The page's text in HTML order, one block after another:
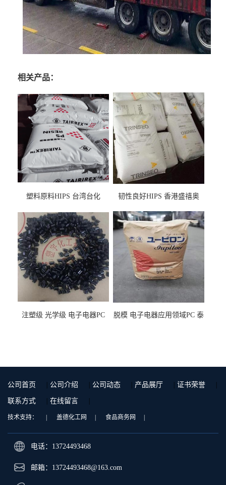
相关产品：
塑料原料HIPS 台湾台化
用料
韧性良好HIPS 香港盛禧奥
注塑级 光学级 电子电器PC
脱模 电子电器应用领域PC 泰
公司首页 | 公司介绍 | 公司动态 | 产品展厅 | 证书荣誉 |
联系方式 | 在线留言 |
技术支持： | 盖德化工网 | 食品商务网 |
电话：13724493468
邮箱： 13724493468@163.com